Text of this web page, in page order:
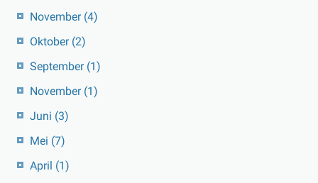
November (4)
Oktober (2)
September (1)
November (1)
Juni (3)
Mei (7)
April (1)